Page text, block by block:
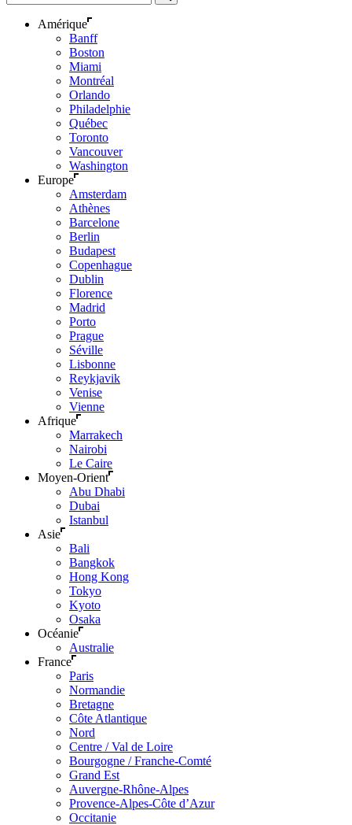
Amérique
Banff
Boston
Miami
Montréal
Orlando
Philadelphie
Québec
Toronto
Vancouver
Washington
Europe
Amsterdam
Athènes
Barcelone
Berlin
Budapest
Copenhague
Dublin
Florence
Madrid
Porto
Prague
Séville
Lisbonne
Reykjavik
Venise
Vienne
Afrique
Marrakech
Nairobi
Le Caire
Moyen-Orient
Abu Dhabi
Dubai
Istanbul
Asie
Bali
Bangkok
Hong Kong
Tokyo
Kyoto
Osaka
Océanie
Australie
France
Paris
Normandie
Bretagne
Côte Atlantique
Nord
Centre / Val de Loire
Bourgogne / Franche-Comté
Grand Est
Auvergne-Rhône-Alpes
Provence-Alpes-Côte d’Azur
Occitanie